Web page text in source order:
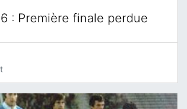
: Première finale perdue